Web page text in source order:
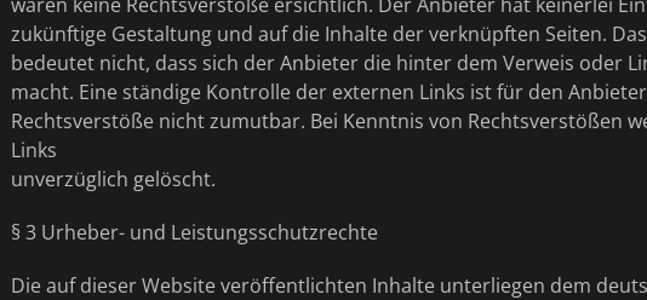
zukünftige Gestaltung und auf die Inhalte der verknüpften Seiten.
bedeutet nicht, dass sich der Anbieter die hinter dem Verweis oder
macht. Eine ständige Kontrolle der externen Links ist für den
Rechtsverstöße nicht zumutbar. Bei Kenntnis von Rechtsverstößen
Links
unverzüglich gelöscht.
§ 3 Urheber- und Leistungsschutzrechte
Die auf dieser Website veröffentlichten Inhalte unterliegen dem